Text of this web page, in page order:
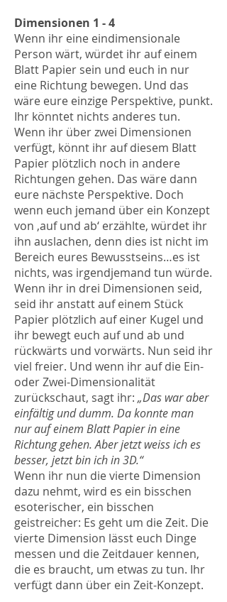
Dimensionen 1 - 4
Wenn ihr eine eindimensionale
Person wärt, würdet ihr auf einem
Blatt Papier sein und euch in nur
eine Richtung bewegen. Und das
wäre eure einzige Perspektive, punkt.
Ihr könntet nichts anderes tun.
Wenn ihr über zwei Dimensionen
verfügt, könnt ihr auf diesem Blatt
Papier plötzlich noch in andere
Richtungen gehen. Das wäre dann
eure nächste Perspektive. Doch
wenn euch jemand über ein Konzept
von ‚auf und ab‘ erzählte, würdet ihr
ihn auslachen, denn dies ist nicht im
Bereich eures Bewusstseins…es ist
nichts, was irgendjemand tun würde.
Wenn ihr in drei Dimensionen seid,
seid ihr anstatt auf einem Stück
Papier plötzlich auf einer Kugel und
ihr bewegt euch auf und ab und
rückwärts und vorwärts. Nun seid ihr
viel freier. Und wenn ihr auf die Ein-
oder Zwei-Dimensionalität
zurückschaut, sagt ihr: „Das war aber
einfältig und dumm. Da konnte man
nur auf einem Blatt Papier in eine
Richtung gehen. Aber jetzt weiss ich es
besser, jetzt bin ich in 3D.“
Wenn ihr nun die vierte Dimension
dazu nehmt, wird es ein bisschen
esoterischer, ein bisschen
geistreicher: Es geht um die Zeit. Die
vierte Dimension lässt euch Dinge
messen und die Zeitdauer kennen,
die es braucht, um etwas zu tun. Ihr
verfügt dann über ein Zeit-Konzept.